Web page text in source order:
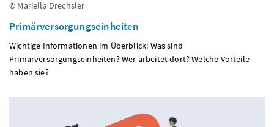
© Mariella Drechsler
Primärversorgungseinheiten
Wichtige Informationen im Überblick: Was sind
Primärversorgungseinheiten? Wer arbeitet dort? Welche Vorteile
haben sie?